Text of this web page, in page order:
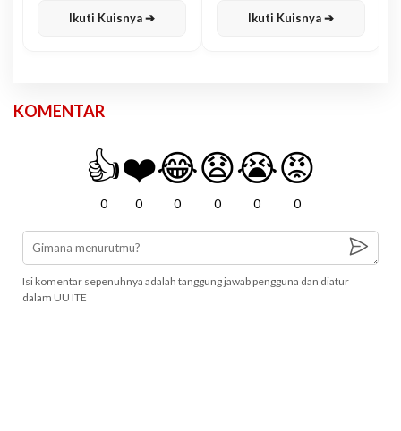
Ikuti Kuisnya ➔ Ikuti Kuisnya ➔
KOMENTAR
👍
0
❤️
0
😂
0
😧
0
😭
0
😡
0
Isi komentar sepenuhnya adalah tanggung jawab pengguna dan diatur
dalam UU ITE